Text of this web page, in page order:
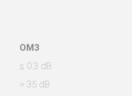
OM3
≤ 0.3 dB
> 35 dB